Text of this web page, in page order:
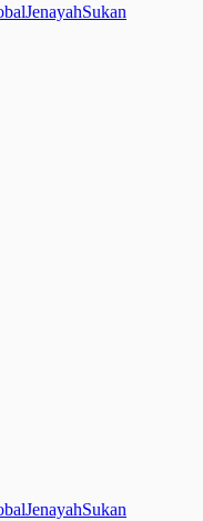
JenayahSukan
JenayahSukan